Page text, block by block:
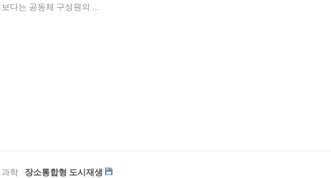
보다는 공동체 구성원의 ...
과학
장소통합형 도시재생